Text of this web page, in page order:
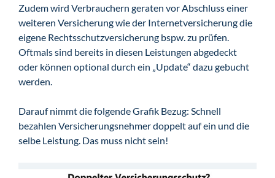
Zudem wird Verbrauchern geraten vor Abschluss einer
weiteren Versicherung wie der Internetversicherung die
eigene Rechtsschutzversicherung bspw. zu prüfen.
Oftmals sind bereits in diesen Leistungen abgedeckt
oder können optional durch ein „Update“ dazu gebucht
werden.
Darauf nimmt die folgende Grafik Bezug: Schnell
bezahlen Versicherungsnehmer doppelt auf ein und die
selbe Leistung. Das muss nicht sein!